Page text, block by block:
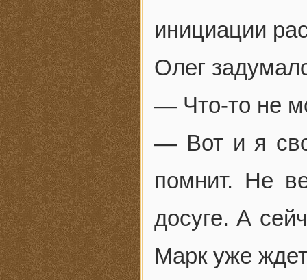
инициации
Олег
— Что-то не
— Вот и я
помнит. Не
досуге. А
Марк уже